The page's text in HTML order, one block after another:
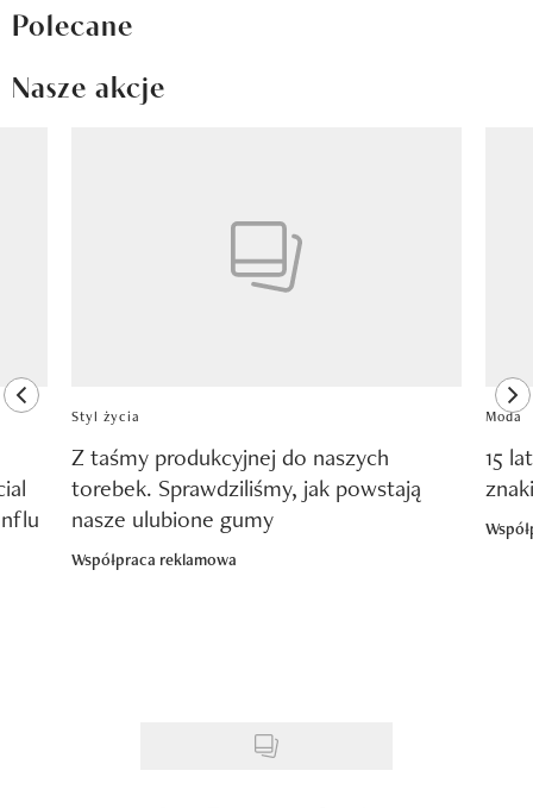
Polecane
Nasze akcje
previous element
Styl życia
Z taśmy produkcyjnej do naszych
torebek. Sprawdziliśmy, jak powstają
nasze ulubione gumy
Współpraca reklamowa
Moda
15